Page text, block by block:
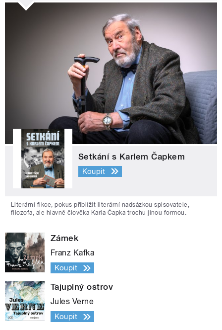
Setkání s Karlem Čapkem
Koupit
Literární fikce, pokus přiblížit literární nadsázkou spisovatele,
filozofa, ale hlavně člověka Karla Čapka trochu jinou formou.
Zámek
Franz Kafka
Koupit
Tajuplný ostrov
Jules Verne
Koupit